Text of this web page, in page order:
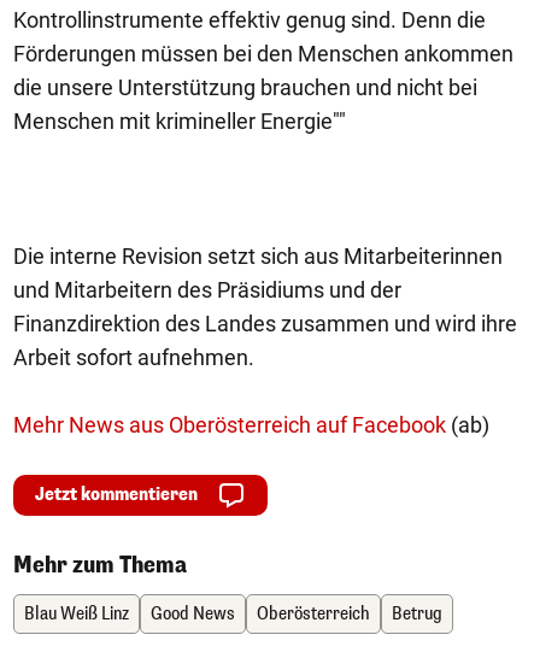
Kontrollinstrumente effektiv genug sind. Denn die
Förderungen müssen bei den Menschen ankommen
die unsere Unterstützung brauchen und nicht bei
Menschen mit krimineller Energie""
Die interne Revision setzt sich aus Mitarbeiterinnen
und Mitarbeitern des Präsidiums und der
Finanzdirektion des Landes zusammen und wird ihre
Arbeit sofort aufnehmen.
Mehr News aus Oberösterreich auf Facebook (ab)
Jetzt kommentieren
Mehr zum Thema
Blau Weiß Linz Good News Oberösterreich Betrug